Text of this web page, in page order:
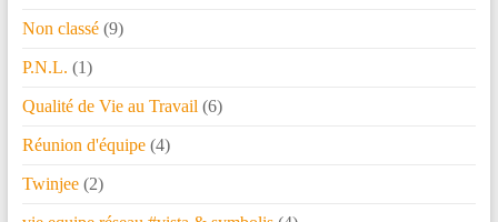
Non classé(9)
P.N.L. (1)
Qualité de Vie au Travail (6)
Réunion d'équipe(4)
Twinjee(2)